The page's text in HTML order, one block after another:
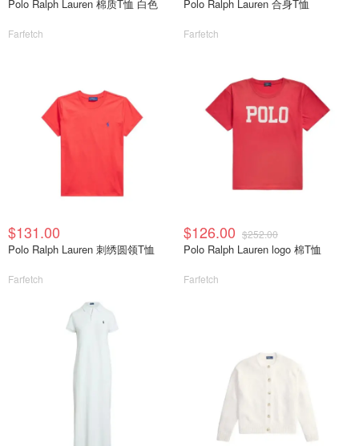
Polo Ralph Lauren 棉质T恤 白色
Farfetch
Polo Ralph Lauren 合身T恤
Farfetch
$131.00
Polo Ralph Lauren 刺绣圆领T恤
Farfetch
$126.00 $252.00
Polo Ralph Lauren logo 棉T恤
Farfetch